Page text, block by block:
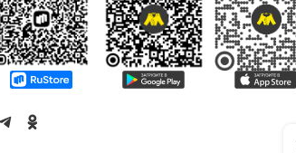
чеков по электронной почте